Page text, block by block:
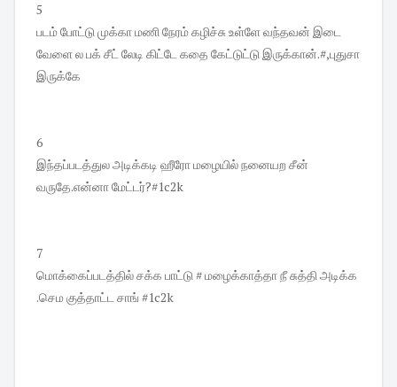
5
படம் போட்டு முக்கா மணி நேரம் கழிச்சு உள்ளே வந்தவன் இடை
வேளை ல பக் சீட் லேடி கிட்டே கதை கேட்டுட்டு இருக்கான்.#,புதுசா
இருக்கே
6
இந்தப்படத்துல அடிக்கடி ஹீரோ மழையில் நனையற சீன்
வருதே.என்னா மேட்டர்?#1c2k
7
மொக்கைப்படத்தில் சக்க பாட்டு # மழைக்காத்தா நீ சுத்தி அடிக்க
.செம குத்தாட்ட சாங் #1c2k